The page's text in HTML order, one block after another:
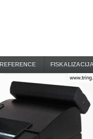
REFERENCE